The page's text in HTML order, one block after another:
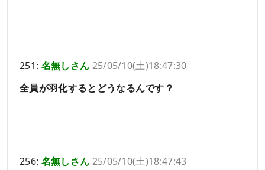
251: 名無しさん 25/05/10(土)18:47:30
全員が羽化するとどうなるんです？
256: 名無しさん 25/05/10(土)18:47:43